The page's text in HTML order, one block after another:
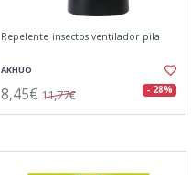
Repelente insectos ventilador pila
AKHUO
8,45€ 11,77€ - 28%